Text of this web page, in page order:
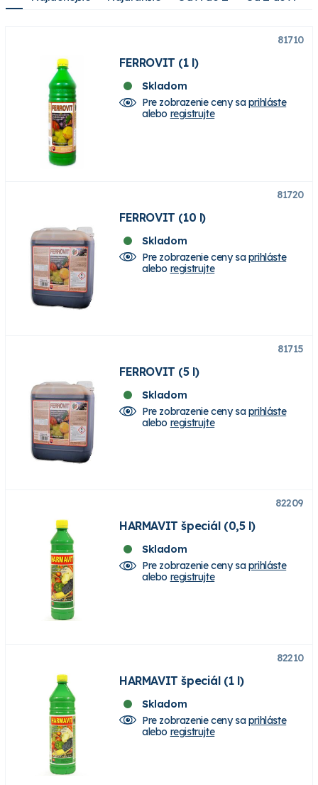
81710
FERROVIT (1 l)
Skladom
Pre zobrazenie ceny saprihláste
alebo registrujte
81720
FERROVIT (10 l)
Skladom
Pre zobrazenie ceny saprihláste
alebo registrujte
81715
FERROVIT (5 l)
Skladom
Pre zobrazenie ceny saprihláste
alebo registrujte
82209
HARMAVIT špeciál (0,5 l)
Skladom
Pre zobrazenie ceny saprihláste
alebo registrujte
82210
HARMAVIT špeciál (1 l)
Skladom
Pre zobrazenie ceny saprihláste
alebo registrujte